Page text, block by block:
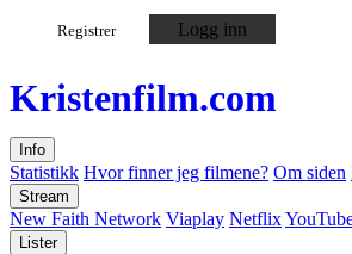
Registrer Logg inn
Kristenfilm.com
Info
Statistikk Hvor finner jeg filmene? Om siden
Stream
New Faith Network Viaplay Netflix
Lister